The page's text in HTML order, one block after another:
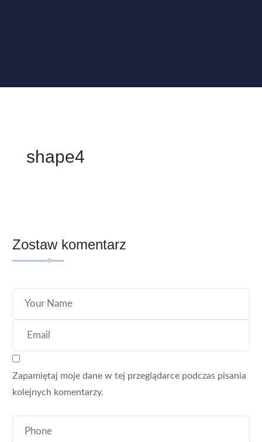
shape4
Zostaw komentarz
Zapamiętaj moje dane w tej przeglądarce podczas pisania
kolejnych komentarzy.